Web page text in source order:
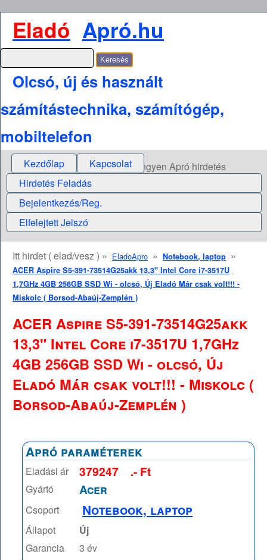
Eladó Apró.hu
Olcsó, új és használt
számítástechnika, számítógép,
mobiltelefon
Kezdőlap Kapcsolat
Ingyen Apró hirdetés
Hirdetés Feladás
Bejelentkezés/Reg.
Elfelejtett Jelszó
Itt hirdet ( elad/vesz ) » EladoApro » Notebook, laptop »
ACER Aspire S5-391-73514G25akk 13,3" Intel Core i7-3517U
1,7GHz 4GB 256GB SSD Wi - olcsó, Új Eladó Már csak volt!!! -
Miskolc ( Borsod-Abaúj-Zemplén )
ACER Aspire S5-391-73514G25akk
13,3" Intel Core i7-3517U 1,7GHz
4GB 256GB SSD Wi - olcsó, Új
Eladó Már csak volt!!! - Miskolc (
Borsod-Abaúj-Zemplén )
Apró paraméterek
Eladási ár 379247 .- Ft
Gyártó Acer
Csoport Notebook, laptop
Állapot
Új
Garancia
3 év